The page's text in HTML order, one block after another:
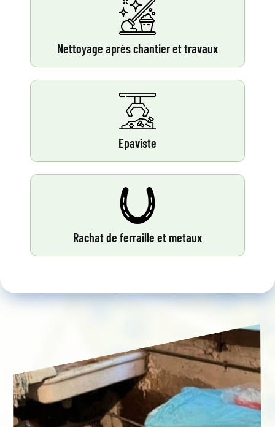
Nettoyage après chantier et travaux
Epaviste
Rachat de ferraille et metaux